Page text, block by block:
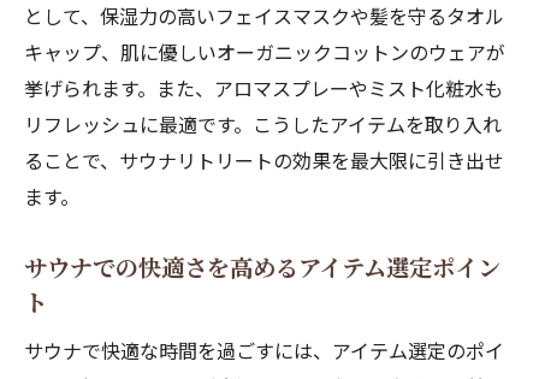
として、保湿力の高いフェイスマスクや髪を守るタオル
キャップ、肌に優しいオーガニックコットンのウェアが
挙げられます。また、アロマスプレーやミスト化粧水も
リフレッシュに最適です。こうしたアイテムを取り入れ
ることで、サウナリトリートの効果を最大限に引き出せ
ます。
サウナでの快適さを高めるアイテム選定ポイン
ト
サウナで快適な時間を過ごすには、アイテム選定のポイ